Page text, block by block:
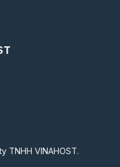
TNHH VINAHOST.